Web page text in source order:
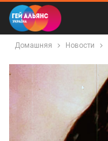
Домашняя Новости